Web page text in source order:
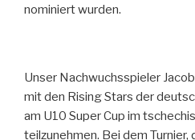
nominiert wurden.
Unser Nachwuchsspieler
mit den Rising Stars der
am U10 Super Cup im
teilzunehmen. Bei dem Turnier,